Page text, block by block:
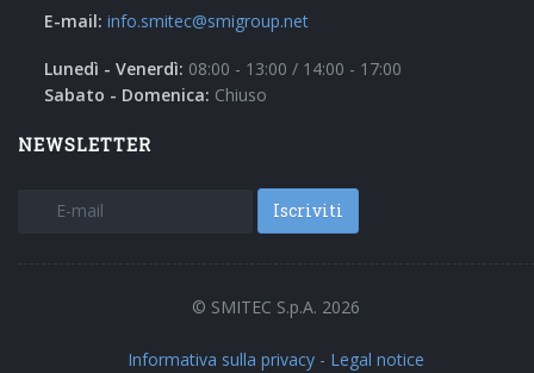
E-mail: info.smitec@smigroup.net
Lunedì - Venerdì: 08:00 - 13:00 / 14:00 - 17:00
Sabato - Domenica: Chiuso
NEWSLETTER
Iscriviti
© SMITEC S.p.A. 2026
Informativa sulla privacy - Legal notice